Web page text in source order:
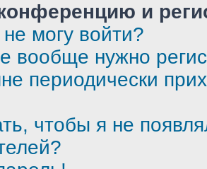
и
могу войти?
вообще нужно
периодически
чтобы я не